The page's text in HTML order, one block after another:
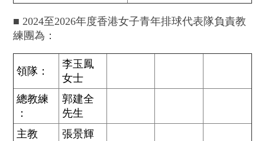
■ 2024至2026年度香港女子青年排球代表隊負責教
練團為：
領隊：
李玉鳳
女士
總教練
：
郭建全
先生
主教
張景輝